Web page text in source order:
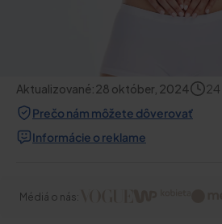
Aktualizované:28 október, 2024 24
Prečo nám môžete dôverovať
Informácie o reklame
Médiá o nás: